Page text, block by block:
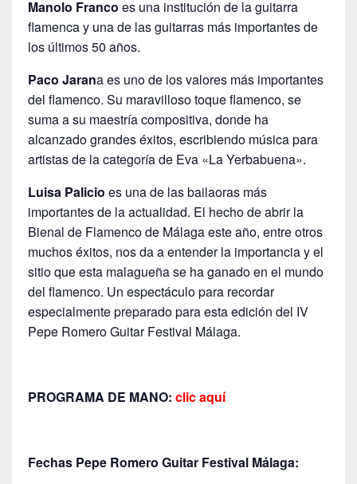
Manolo Franco es una institución de la guitarra
flamenca y una de las guitarras más importantes de
los últimos 50 años.
Paco Jarana es uno de los valores más importantes
del flamenco. Su maravilloso toque flamenco, se
suma a su maestría compositiva, donde ha
alcanzado grandes éxitos, escribiendo música para
artistas de la categoría de Eva «La Yerbabuena».
Luisa Palicio es una de las bailaoras más
importantes de la actualidad. El hecho de abrir la
Bienal de Flamenco de Málaga este año, entre otros
muchos éxitos, nos da a entender la importancia y el
sitio que esta malagueña se ha ganado en el mundo
del flamenco. Un espectáculo para recordar
especialmente preparado para esta edición del IV
Pepe Romero Guitar Festival Málaga.
PROGRAMA DE MANO: clic aquí
Fechas Pepe Romero Guitar Festival Málaga: